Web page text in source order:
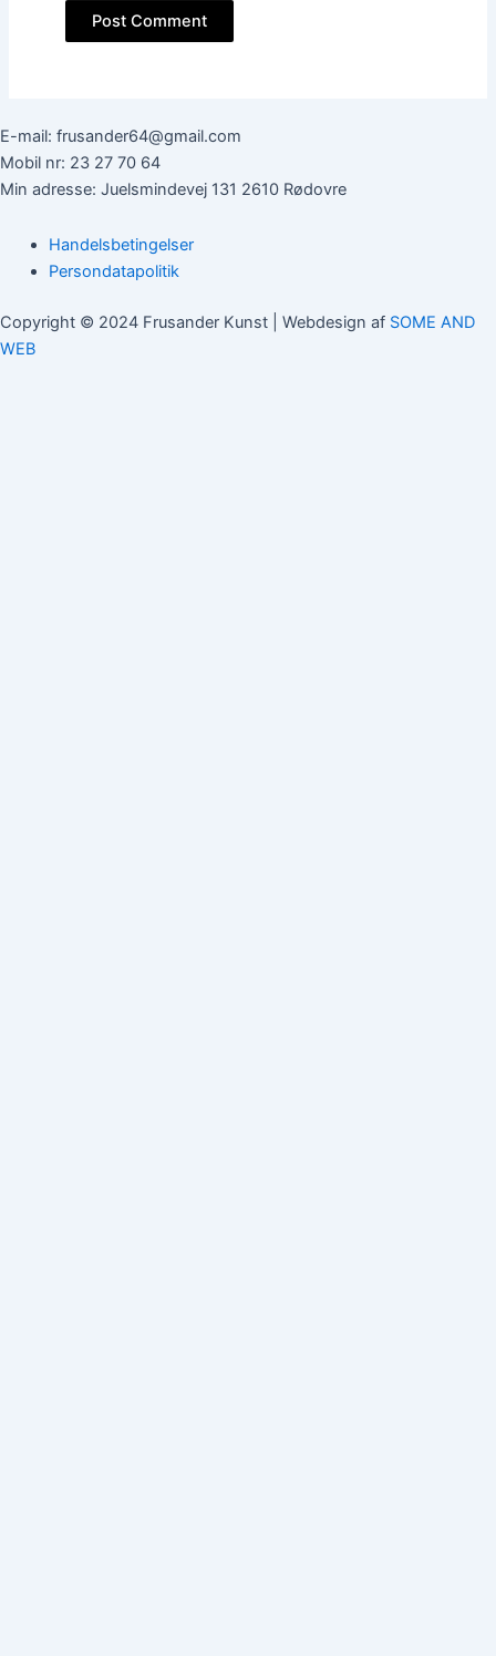
E-mail: frusander64@gmail.com
Mobil nr: 23 27 70 64
Min adresse: Juelsmindevej 131 2610 Rødovre
Handelsbetingelser
Persondatapolitik
Copyright © 2024 Frusander Kunst | Webdesign af SOME AND
WEB